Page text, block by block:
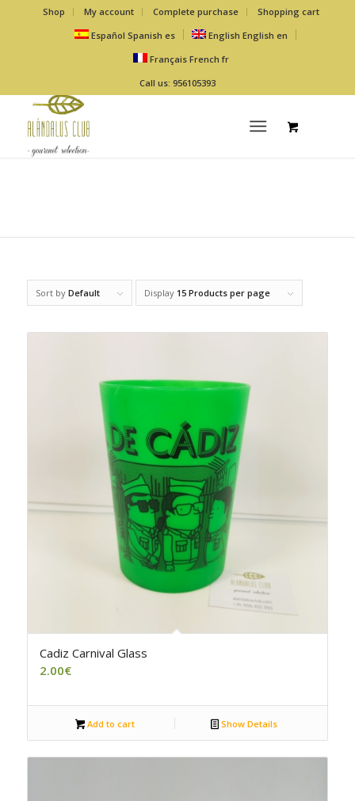
Shop My account Complete purchase
Shopping cart
Español Spanish es English English en
Français French fr
Call us: 956105393
Sort by Default Display 15 Products per page
Cadiz Carnival Glass
2.00€
Add to cart Show Details